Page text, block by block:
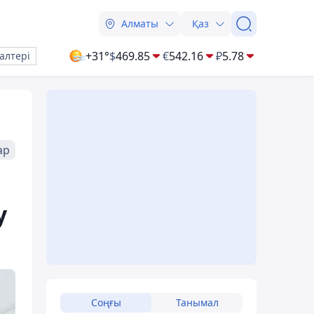
Алматы Қаз
+31°$469.85 €542.16 ₽5.78
Соңғы Танымал